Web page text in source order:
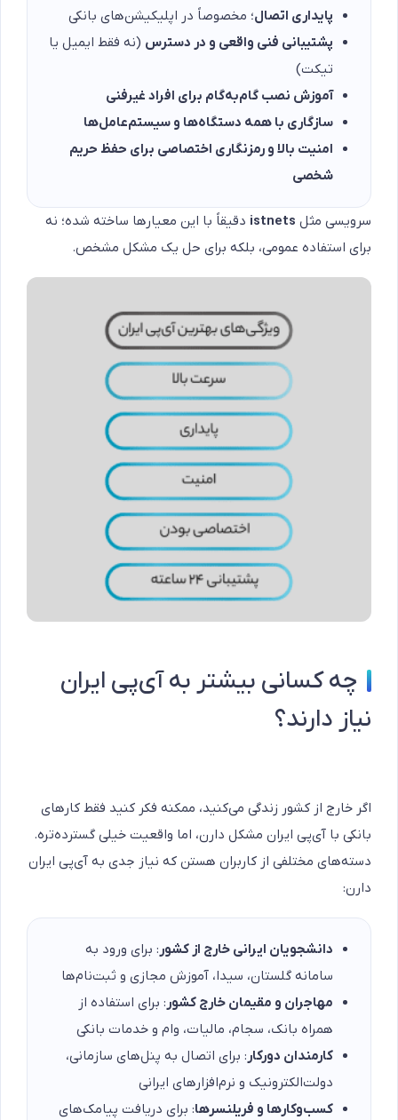
پایداری اتصال؛ مخصوصاً در اپلیکیشن‌های بانکی
پشتیبانی فنی واقعی و در دسترس (نه فقط ایمیل یا
تیکت)
آموزش نصب گام‌به‌گام برای افراد غیرفنی
سازگاری با همه دستگاه‌ها و سیستم‌عامل‌ها
امنیت بالا و رمزنگاری اختصاصی برای حفظ حریم
شخصی
سرویسی مثل istnets دقیقاً با این معیارها ساخته شده؛ نه
برای استفاده عمومی، بلکه برای حل یک مشکل مشخص.
چه کسانی بیشتر به آی‌پی ایران
نیاز دارند؟
اگر خارج از کشور زندگی می‌کنید، ممکنه فکر کنید فقط کارهای
بانکی با آی‌پی ایران مشکل دارن، اما واقعیت خیلی گسترده‌تره.
دسته‌های مختلفی از کاربران هستن که نیاز جدی به آی‌پی ایران
دارن:
دانشجویان ایرانی خارج از کشور : برای ورود به
سامانه گلستان، سیدا، آموزش مجازی و ثبت‌نام‌ها
مهاجران و مقیمان خارج کشور : برای استفاده از
همراه بانک، سجام، مالیات، وام و خدمات بانکی
کارمندان دورکار : برای اتصال به پنل‌های سازمانی،
دولت‌الکترونیک و نرم‌افزارهای ایرانی
کسب‌وکارها و فریلنسرها: برای دریافت پیامک‌های